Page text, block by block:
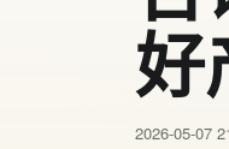
好
2026-05-07